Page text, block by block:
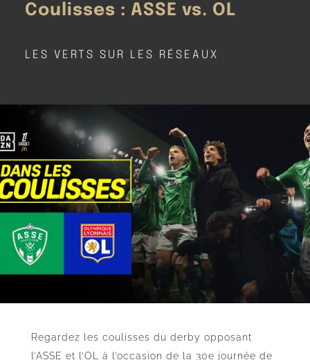
Coulisses : ASSE vs. OL
LES VERTS SUR LES RÉSEAUX
Regardez les coulisses du derby opposant
l’ASSE et l’OL à l’occasion de la 30e journée de